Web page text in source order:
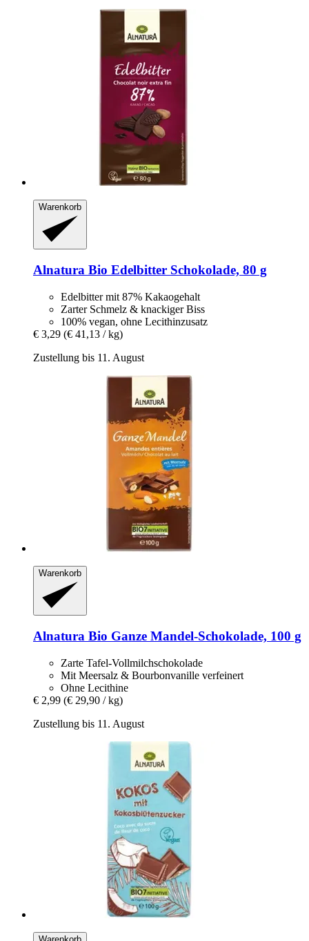
Warenkorb
Alnatura Bio Edelbitter Schokolade, 80 g
Edelbitter mit 87% Kakaogehalt
Zarter Schmelz & knackiger Biss
100% vegan, ohne Lecithinzusatz
€ 3,29 (€ 41,13 / kg)
Zustellung bis 11. August
Warenkorb
Alnatura Bio Ganze Mandel-​Schokolade, 100 g
Zarte Tafel-Vollmilchschokolade
Mit Meersalz & Bourbonvanille verfeinert
Ohne Lecithine
€ 2,99 (€ 29,90 / kg)
Zustellung bis 11. August